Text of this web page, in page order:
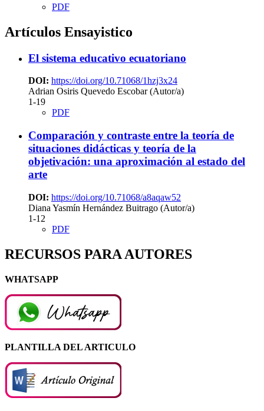
PDF
Artículos Ensayistico
El sistema educativo ecuatoriano
DOI: https://doi.org/10.71068/1hzj3x24
Adrian Osiris Quevedo Escobar (Autor/a)
1-19
PDF
Comparación y contraste entre la teoría de
situaciones didácticas y teoría de la
objetivación: una aproximación al estado del
arte
DOI: https://doi.org/10.71068/a8aqaw52
Diana Yasmín Hernández Buitrago (Autor/a)
1-12
PDF
RECURSOS PARA AUTORES
WHATSAPP
PLANTILLA DEL ARTICULO